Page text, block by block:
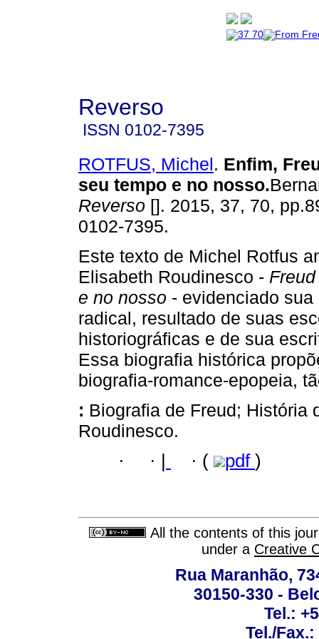
Reverso
ISSN 0102-7395
ROTFUS, Michel. Enfim,
seu tempo e no nosso.
Reverso []. 2015, 37, 70,
0102-7395.
Este texto de Michel Rotfus
Elisabeth Roudinesco -
e no nosso - evidenciado sua
radical, resultado de suas
historiográficas e de sua
Essa biografia histórica
biografia-romance-epopeia,
: Biografia de Freud; História
Roudinesco.
· · · ( pdf )
All the contents of this
under a Creative
Rua Maranhão,
30150-330 -
Tel.:
Tel./Fax.: